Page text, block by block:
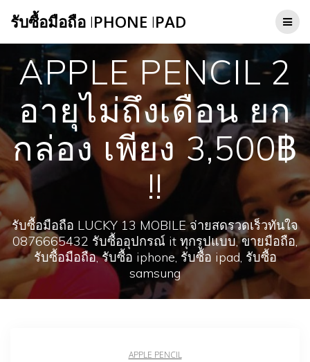
to
รับซื้อมือถือ IPHONE IPAD
APPLE PENCIL 2
อายุไม่ถึงเดือน ยก
กล่อง เพียง 3,500฿
!!
รับซื้อมือถือ LUCKY 13 MOBILE จ่ายสดรวดเร็วทันใจ
0876665432 รับซื้ออุปกรณ์ it ทุกรูปแบบ, ขายมือถือ,
รับซื้อมือถือ, รับซื้อ iphone, รับซื้อ ipad, รับซื้อ
samsung
APPLE PENCIL